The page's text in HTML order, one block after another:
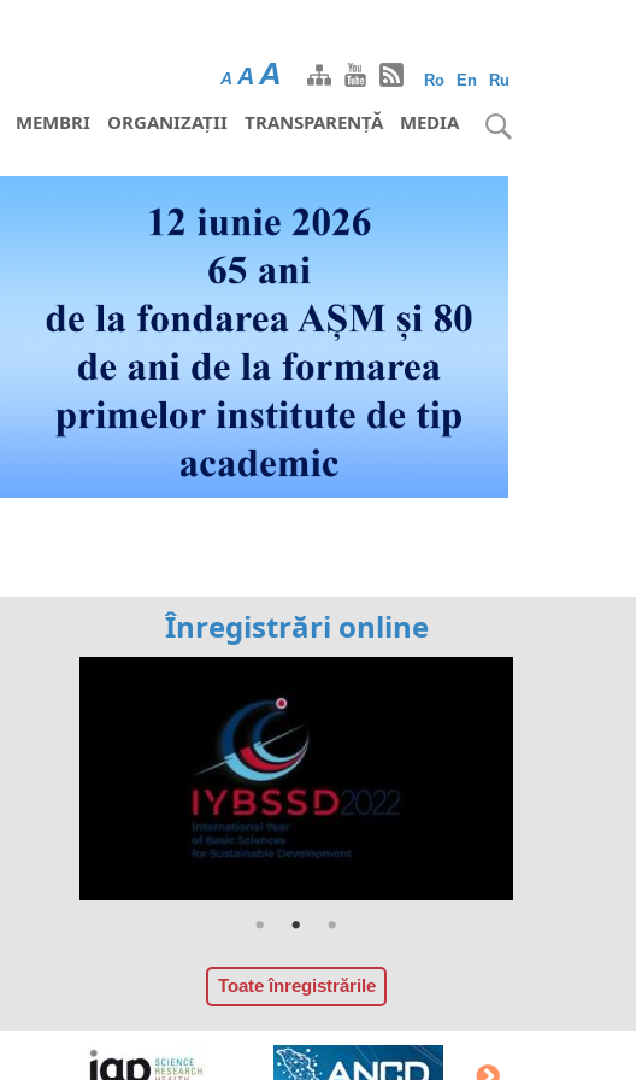
Ro En Ru
A A A
MEMBRI ORGANIZAȚII TRANSPARENȚĂ MEDIA
Înregistrări online
Toate înregistrările